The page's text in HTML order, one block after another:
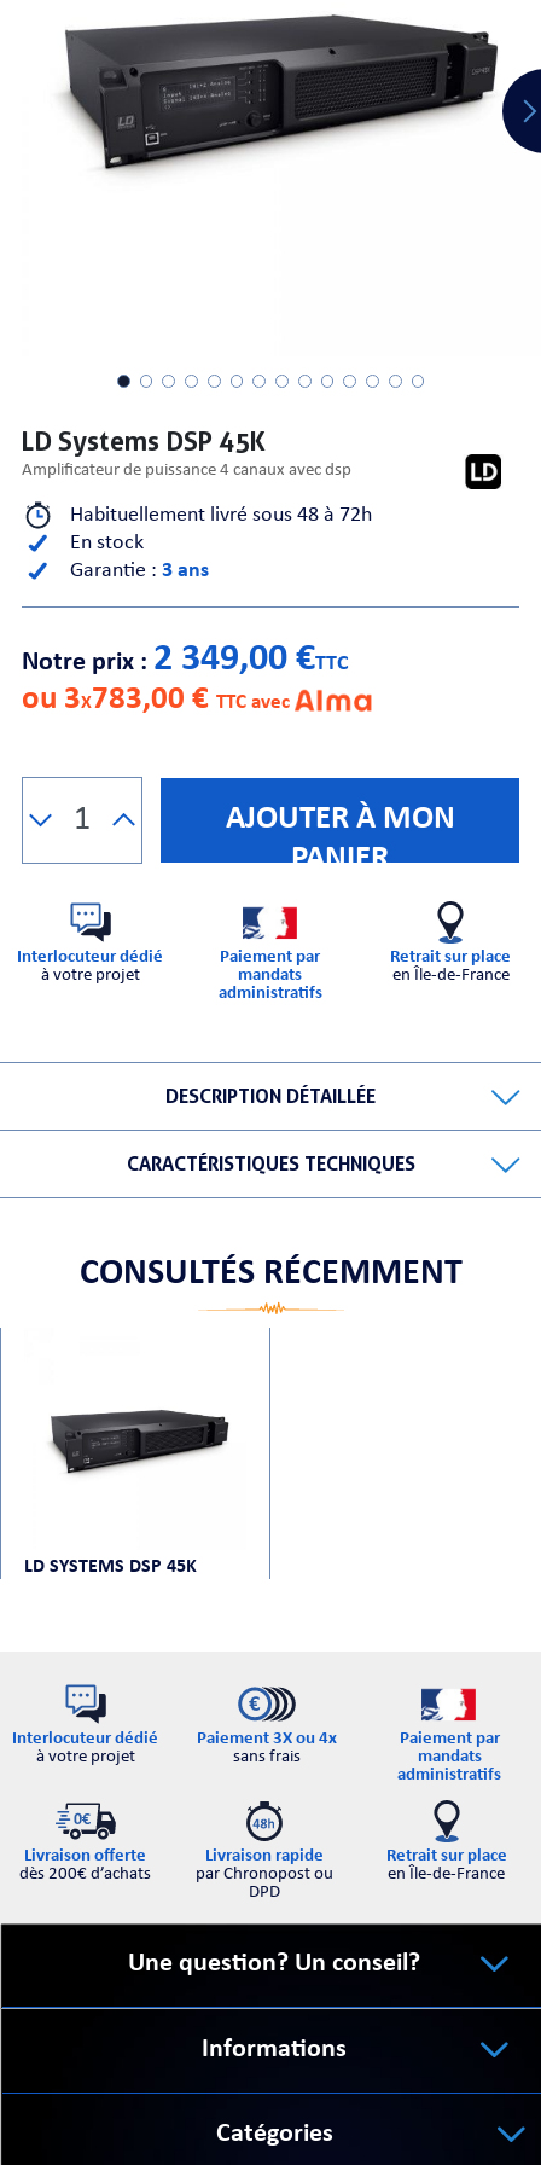
AUDIO
LD Systems DSP 45K
amplificateur de puissance 4 canaux avec dsp
Habituellement livré sous 48 à 72h
En stock
Garantie : 3 ans
Notre prix : 2 349,00 €TTC
ou 3X783,00 € TTC avec
AJOUTER À MON
PANIER
Interlocuteur dédié
à votre projet
Paiement par
mandats
administratifs
Retrait sur place
en Île-de-France
DESCRIPTION DÉTAILLÉE
CARACTÉRISTIQUES TECHNIQUES
CONSULTÉS RÉCEMMENT
LD SYSTEMS DSP 45K
Interlocuteur dédié
à votre projet
Paiement 3X ou 4x
sans frais
Paiement par
mandats
administratifs
Livraison offerte
dès 200€ d’achats
Livraison rapide
par Chronopost ou
DPD
Retrait sur place
en Île-de-France
Une question? Un conseil?
Informations
Catégories